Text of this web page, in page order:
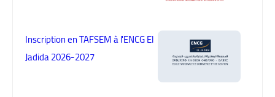
Inscription en TAFSEM à l'ENCG El
Jadida 2026-2027